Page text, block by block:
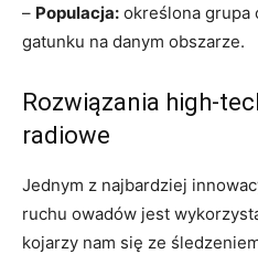
– Populacja: określona grupa
gatunku na danym obszarze.
Rozwiązania high-
radiowe
Jednym z najbardziej
ruchu owadów jest
kojarzy nam się ze